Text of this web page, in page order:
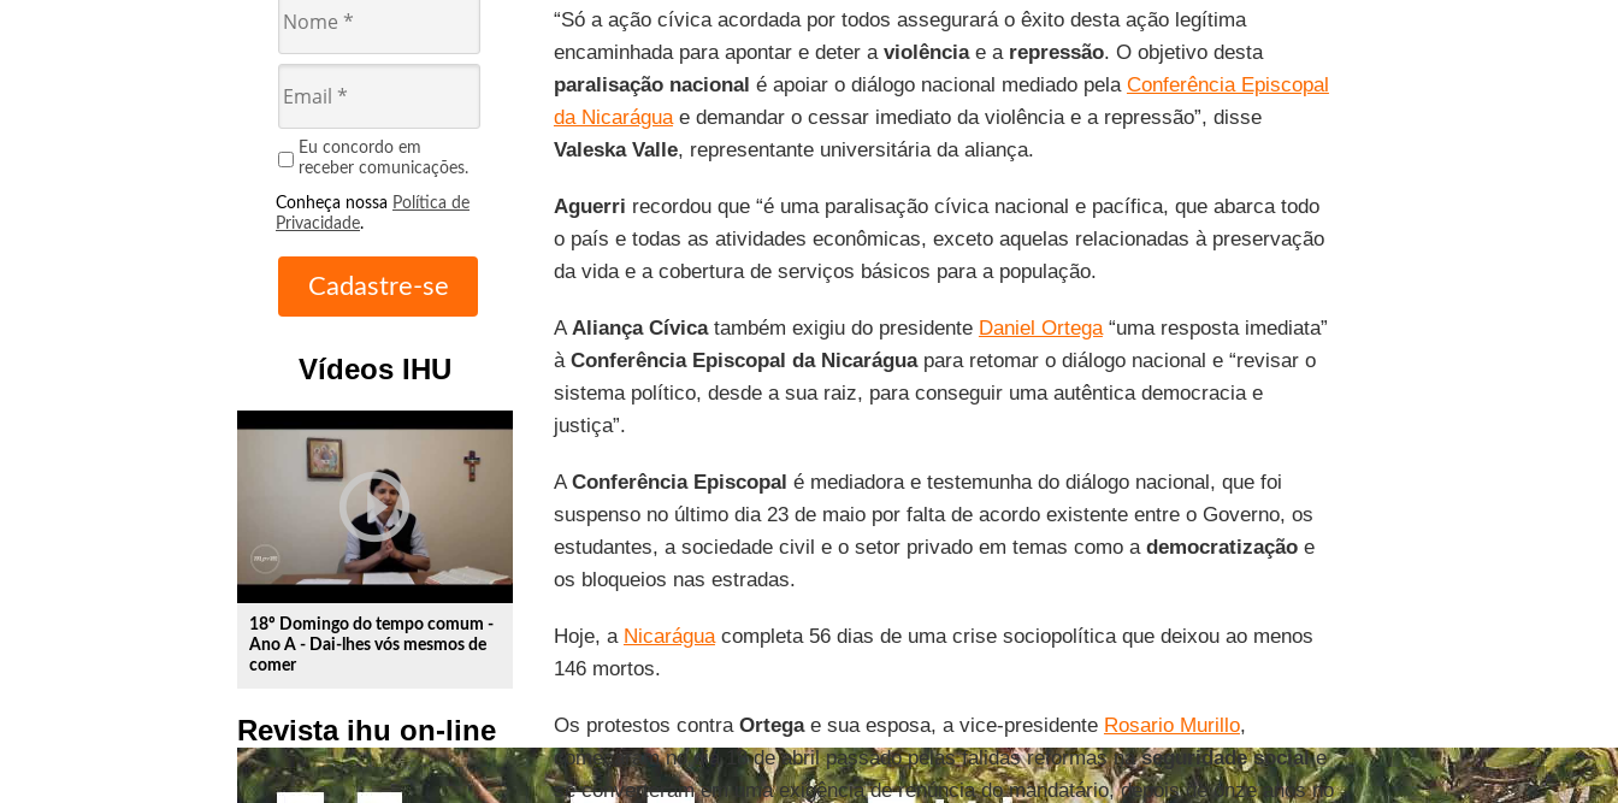
Eu concordo em
receber comunicações.
Conheça nossa Política de
Privacidade.
Vídeos IHU
play_circle_outline
18º Domingo do tempo comum -
Ano A - Dai-lhes vós mesmos de
comer
Revista ihu on-line
“Só a ação cívica acordada por todos assegurará o êxito desta ação legítima
encaminhada para apontar e deter aviolência e arepressão. O objetivo desta
paralisação nacional é apoiar o diálogo nacional mediado pela Conferência Episcopal
da Nicaráguae demandar o cessar imediato da violência e a repressão”, disse
Valeska Valle, representante universitária da aliança.
Aguerri recordou que “é uma paralisação cívica nacional e pacífica, que abarca todo
o país e todas as atividades econômicas, exceto aquelas relacionadas à preservação
da vida e a cobertura de serviços básicos para a população.
AAliança Cívicatambém exigiu do presidente Daniel Ortega“uma resposta imediata”
à Conferência Episcopal da Nicaráguapara retomar o diálogo nacional e “revisar o
sistema político, desde a sua raiz, para conseguir uma autêntica democracia e
justiça”.
AConferência Episcopal é mediadora e testemunha do diálogo nacional, que foi
suspenso no último dia 23 de maio por falta de acordo existente entre o Governo, os
estudantes, a sociedade civil e o setor privado em temas como a democratizaçãoe
os bloqueios nas estradas.
Hoje, a Nicaráguacompleta 56 dias de uma crise sociopolítica que deixou ao menos
146 mortos.
Os protestos contra Ortegae sua esposa, a vice-presidente Rosario Murillo,
começaram no dia 18 de abril passado pelas falidas reformas naseguridade sociale
se converteram em uma exigência de renúncia do mandatário, depois de onze anos no